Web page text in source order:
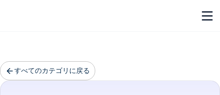
すべてのカテゴリに戻る